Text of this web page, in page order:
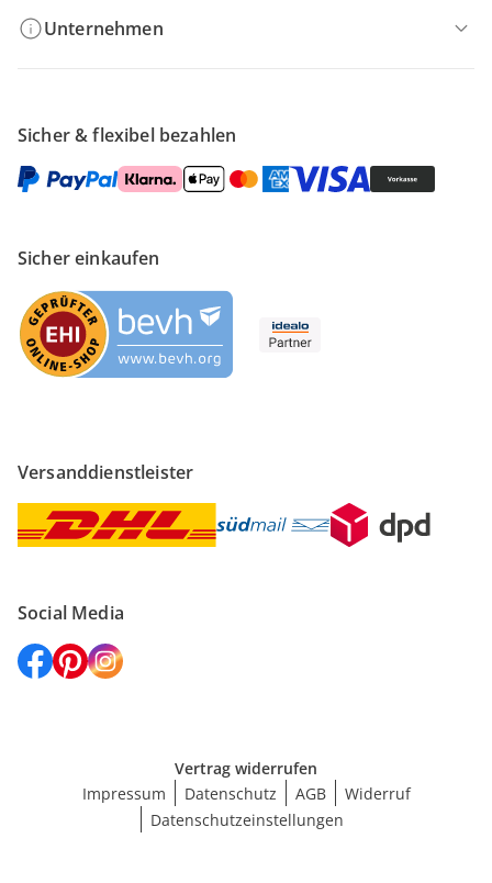
Unternehmen
Sicher & flexibel bezahlen
Sicher einkaufen
Versanddienstleister
Social Media
Vertrag widerrufen
Impressum
Datenschutz AGB
Widerruf
Datenschutzeinstellungen